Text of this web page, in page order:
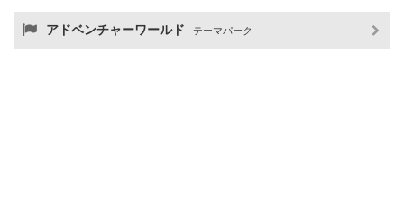
アドベンチャーワールド テーマパーク